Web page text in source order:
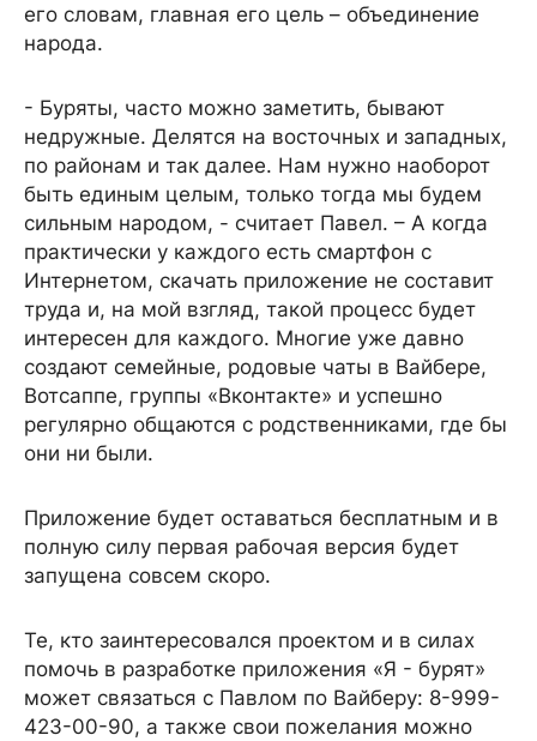
его словам, главная его цель – объединение
народа.
- Буряты, часто можно заметить, бывают
недружные. Делятся на восточных и западных,
по районам и так далее. Нам нужно наоборот
быть единым целым, только тогда мы будем
сильным народом, - считает Павел. – А когда
практически у каждого есть смартфон с
Интернетом, скачать приложение не составит
труда и, на мой взгляд, такой процесс будет
интересен для каждого. Многие уже давно
создают семейные, родовые чаты в Вайбере,
Вотсаппе, группы «Вконтакте» и успешно
регулярно общаются с родственниками, где бы
они ни были.
Приложение будет оставаться бесплатным и в
полную силу первая рабочая версия будет
запущена совсем скоро.
Те, кто заинтересовался проектом и в силах
помочь в разработке приложения «Я - бурят»
может связаться с Павлом по Вайберу: 8-999-
423-00-90, а также свои пожелания можно